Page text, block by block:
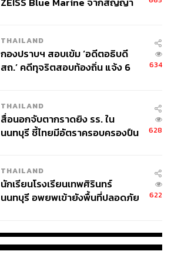
จ่ายหนี้-แอบระบุแบรนด์
THAILAND
กองปราบฯ สอบเข้ม ‘อดีตอธิบดี
สถ.’ คดีทุจริตสอบท้องถิ่น แจ้ง 6
634
THAILAND
สื่อนอกจับตากราดยิง รร. ใน
นนทบุรี ชี้ไทยมีอัตราครอบครองปืน
628
THAILAND
นักเรียนโรงเรียนเทพศิรินทร์
นนทบุรี อพยพเข้ายังพื้นที่ปลอดภัย
622